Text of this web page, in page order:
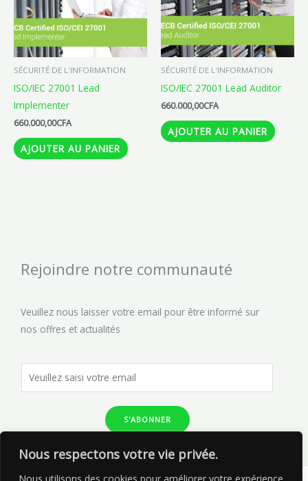
Nous respectons votre vie privée.
SÉCURITÉ DE L'INFORMATION
ISO/IEC 27001 Lead
Implementer
660.000,00CFA
AJOUTER AU PANIER
SÉCURITÉ DE L'INFORMATION
ISO/IEC 27001 Lead Auditor
660.000,00CFA
AJOUTER AU PANIER
Rejoindre notre communauté
Veuillez nous laisser votre email pour être informé sur
nos offres et actualités
S'ABONNER